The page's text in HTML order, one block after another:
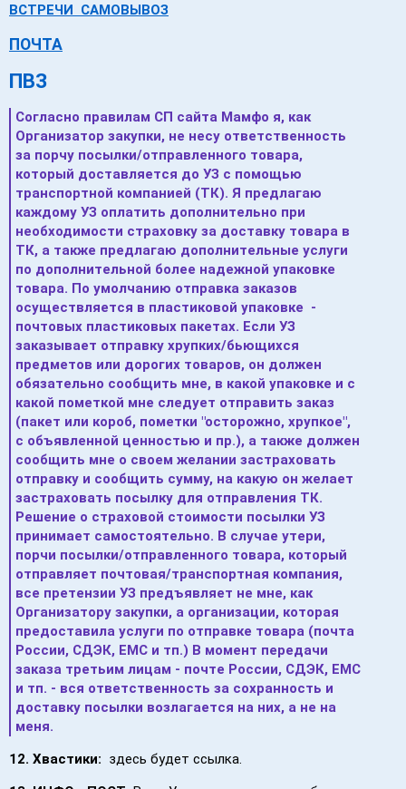
ВСТРЕЧИ САМОВЫВОЗ
ПОЧТА
ПВЗ
Согласно правилам СП сайта Мамфо я, как
Организатор закупки, не несу ответственность
за порчу посылки/отправленного товара,
который доставляется до УЗ с помощью
транспортной компанией (ТК). Я предлагаю
каждому УЗ оплатить дополнительно при
необходимости страховку за доставку товара в
ТК, а также предлагаю дополнительные услуги
по дополнительной более надежной упаковке
товара. По умолчанию отправка заказов
осуществляется в пластиковой упаковке -
почтовых пластиковых пакетах. Если УЗ
заказывает отправку хрупких/бьющихся
предметов или дорогих товаров, он должен
обязательно сообщить мне, в какой упаковке и с
какой пометкой мне следует отправить заказ
(пакет или короб, пометки "осторожно, хрупкое",
с объявленной ценностью и пр.), а также должен
сообщить мне о своем желании застраховать
отправку и сообщить сумму, на какую он желает
застраховать посылку для отправления ТК.
Решение о страховой стоимости посылки УЗ
принимает самостоятельно. В случае утери,
порчи посылки/отправленного товара, который
отправляет почтовая/транспортная компания,
все претензии УЗ предъявляет не мне, как
Организатору закупки, а организации, которая
предоставила услуги по отправке товара (почта
России, СДЭК, EMC и тп.) В момент передачи
заказа третьим лицам - почте России, СДЭК, EMC
и тп. - вся ответственность за сохранность и
доставку посылки возлагается на них, а не на
меня.
12. Хвастики: здесь будет ссылка.